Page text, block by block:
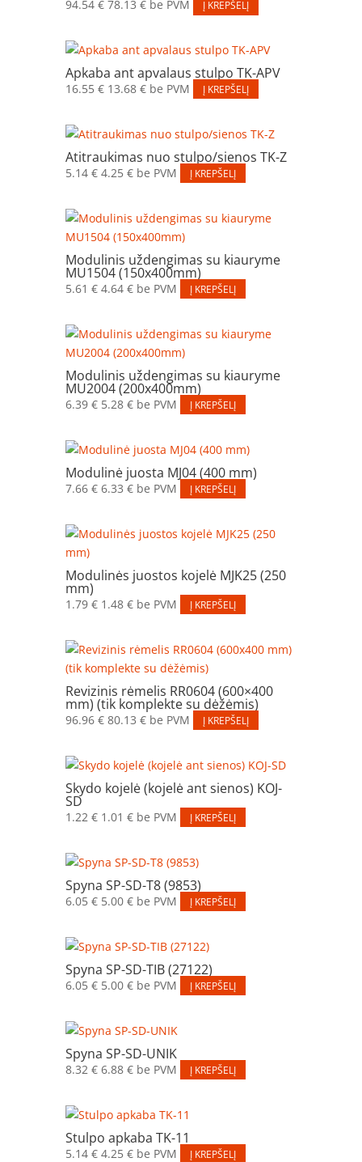
94.54 € 78.13 €be PVM Į KREPŠELĮ
Apkaba ant apvalaus stulpo TK-APV
16.55 € 13.68 €be PVM Į KREPŠELĮ
Atitraukimas nuo stulpo/sienos TK-Z
5.14 € 4.25 €be PVM Į KREPŠELĮ
Modulinis uždengimas su kiauryme
MU1504 (150x400mm)
5.61 € 4.64 €be PVM Į KREPŠELĮ
Modulinis uždengimas su kiauryme
MU2004 (200x400mm)
6.39 € 5.28 €be PVM Į KREPŠELĮ
Modulinė juosta MJ04 (400 mm)
7.66 € 6.33 €be PVM Į KREPŠELĮ
Modulinės juostos kojelė MJK25 (250
mm)
1.79 € 1.48 €be PVM Į KREPŠELĮ
Revizinis rėmelis RR0604 (600×400
mm) (tik komplekte su dėžėmis)
96.96 € 80.13 €be PVM Į KREPŠELĮ
Skydo kojelė (kojelė ant sienos) KOJ-
SD
1.22 € 1.01 €be PVM Į KREPŠELĮ
Spyna SP-SD-T8 (9853)
6.05 € 5.00 €be PVM Į KREPŠELĮ
Spyna SP-SD-TIB (27122)
6.05 € 5.00 €be PVM Į KREPŠELĮ
Spyna SP-SD-UNIK
8.32 € 6.88 €be PVM Į KREPŠELĮ
Stulpo apkaba TK-11
5.14 € 4.25 €be PVM Į KREPŠELĮ